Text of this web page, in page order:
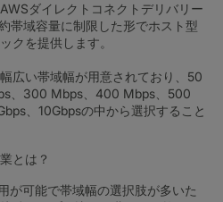
ダイレクトコネクトデリバリー
帯域容量に制限した形でホスト型
クを提供します。
広い帯域幅が用意されており、50
、300 Mbps、400 Mbps、500
、10Gbpsの中から選択すること
とは？
が可能で帯域幅の選択肢が多いた